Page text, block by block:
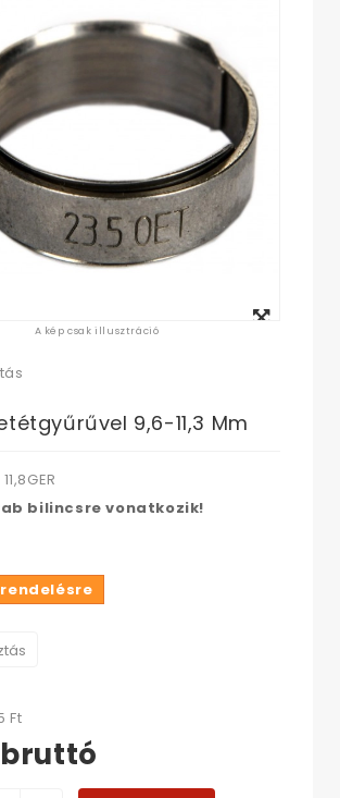
A kép csak illusztráció
9,6-11,3 Mm
11,8GER
bilincsre vonatkozik!
Ft‎
bruttó